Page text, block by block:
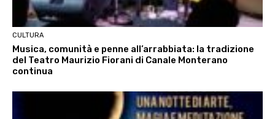
CULTURA
Musica, comunità e penne all’arrabbiata: la tradizione
del Teatro Maurizio Fiorani di Canale Monterano
continua